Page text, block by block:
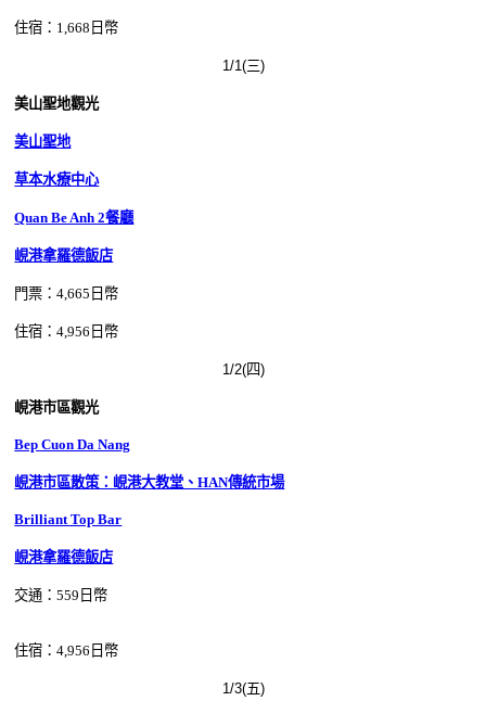
住宿：1,668 日幣
1/1(三)
美山聖地觀光
美山聖地
草本水療中心
Quan Be Anh 2餐廳
峴港拿羅德飯店
門票：4,665日幣
住宿：4,956日幣
1/2(四)
峴港市區觀光
Bep Cuon Da Nang
峴港市區散策：峴港大教堂、HAN傳統市場
Brilliant Top Bar
峴港拿羅德飯店
交通：559日幣
住宿：4,956 日幣
1/3(五)